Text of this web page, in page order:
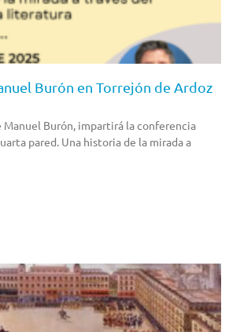
Burón en Torrejón de Ardoz
Manuel Burón, impartirá la conferencia
pared. Una historia de la mirada a